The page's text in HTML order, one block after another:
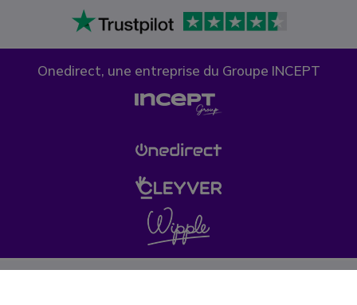
Onedirect, une entreprise du Groupe INCEPT